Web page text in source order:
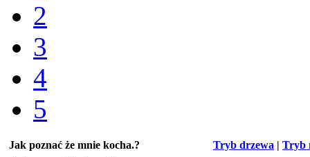
2
3
4
5
Tryb drzewa | Tryb
Jak poznać że mnie kocha.?